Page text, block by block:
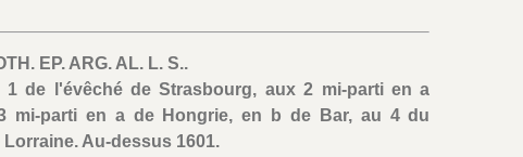
EP. ARG. AL. L. S..
1 de l'évêché de Strasbourg, aux 2 mi-parti en a
mi-parti en a de Hongrie, en b de Bar, au 4 du
Au-dessus 1601.